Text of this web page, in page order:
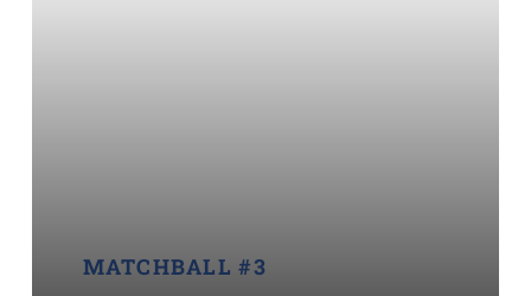
MATCHBALL #3